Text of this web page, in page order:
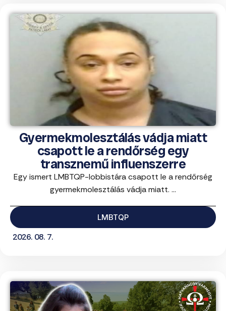
Gyermekmolesztálás vádja miatt
csapott le a rendőrség egy
transznemű influenszerre
Egy ismert LMBTQP-lobbistára csapott le a rendőrség
gyermekmolesztálás vádja miatt. ...
LMBTQP
2026. 08. 7.